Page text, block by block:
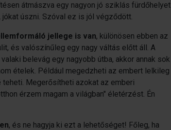
átmászva egy nagyon jó sziklás fürdőhelyet
jókat úszni. Szóval ez is jól végződött.
jellege is van, különösen ebben az
és valószínűleg egy nagy váltás előtt áll. A
belevág egy nagyobb útba, akkor annak sok
ételek. Például megedzheti az embert lelkileg
teheti. Megerősítheti azokat az emberi
érzem magam a világban" életérzést. Én
, és ne hagyja ki ezt a lehetőséget! Főleg, ha